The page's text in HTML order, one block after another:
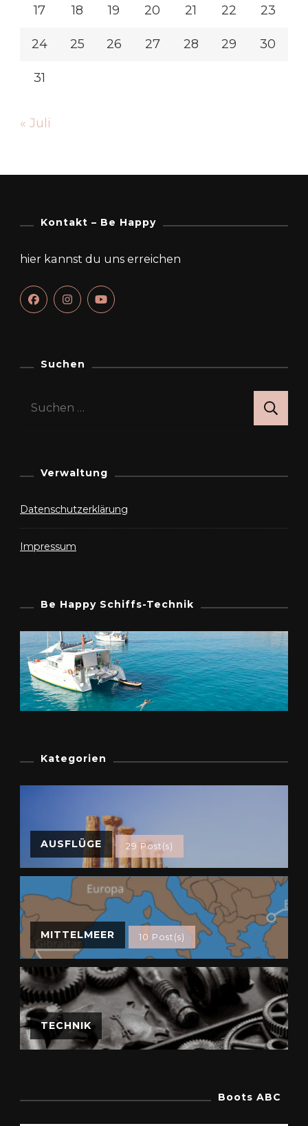
17 18 19 20 21 22 23
24 25 26 27 28 29 30
31
« Juli
Kontakt – Be Happy
hier kannst du uns erreichen
Suchen
Suchen
Verwaltung
Datenschutzerklärung
Impressum
Be Happy Schiffs-Technik
Kategorien
AUSFLÜGE 29 Post(s)
MITTELMEER 10 Post(s)
TECHNIK
Boots ABC